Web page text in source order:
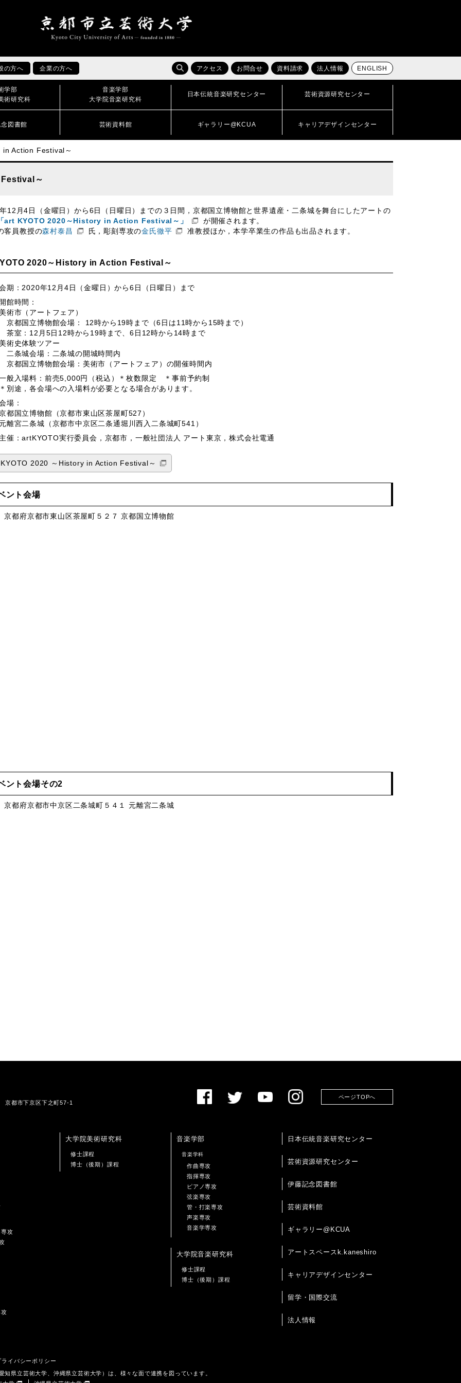
の方へ 企業の方へ アクセス お問合せ 資料請求 法人情報 ENGLISH
学部
術研究科
音楽学部
大学院音楽研究科
日本伝統音楽研究センター 芸術資源研究センター
図書館 芸術資料館 ギャラリー@KCUA キャリアデザインセンター
Action Festival～
～
12月4日（金曜日）から6日（日曜日）までの３日間，京都国立博物館と世界遺産・二条城を舞台にしたアートの
art KYOTO 2020～History in Action Festival～」
が開催されます。
客員教授の森村泰昌 氏，彫刻専攻の金氏徹平 准教授ほか，本学卒業生の作品も出品されます。
2020～History in Action Festival～
期：2020年12月4日（金曜日）から6日（日曜日）まで
館時間：
術市（アートフェア）
都国立博物館会場： 12時から19時まで（6日は11時から15時まで）
室：12月5日12時から19時まで、6日12時から14時まで
術史体験ツアー
条城会場：二条城の開城時間内
都国立博物館会場：美術市（アートフェア）の開催時間内
般入場料：前売5,000円（税込）＊枚数限定 ＊事前予約制
別途，各会場への入場料が必要となる場合があります。
場：
都国立博物館（京都市東山区茶屋町527）
離宮二条城（京都市中京区二条通堀川西入二条城町541）
催：artKYOTO実行委員会，京都市，一般社団法人 アート東京，株式会社電通
2020 ～History in Action Festival～
ント会場
京都府京都市東山区茶屋町５２７ 京都国立博物館
ント会場その2
京都府京都市中京区二条城町５４１ 元離宮二条城
都市下京区下之町57-1
ページTOPへ
攻
大学院美術研究科
修士課程
博士（後期）課程
音楽学部
音楽学科
作曲専攻
指揮専攻
ピアノ専攻
弦楽専攻
管・打楽専攻
声楽専攻
音楽学専攻
大学院音楽研究科
修士課程
博士（後期）課程
日本伝統音楽研究センター
芸術資源研究センター
伊藤記念図書館
芸術資料館
ギャラリー@KCUA
アートスペースk.kaneshiro
キャリアデザインセンター
留学・国際交流
法人情報
ライバシーポリシー
県立芸術大学、沖縄県立芸術大学）は、様々な面で連携を図っています。